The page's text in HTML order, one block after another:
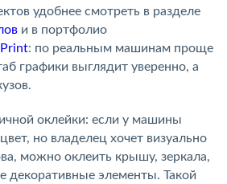
удобнее смотреть в разделе
и в портфолио
Print: по реальным машинам проще
графики выглядит уверенно, а
оклейки: если у машины
но владелец хочет визуально
можно оклеить крышу, зеркала,
декоративные элементы. Такой